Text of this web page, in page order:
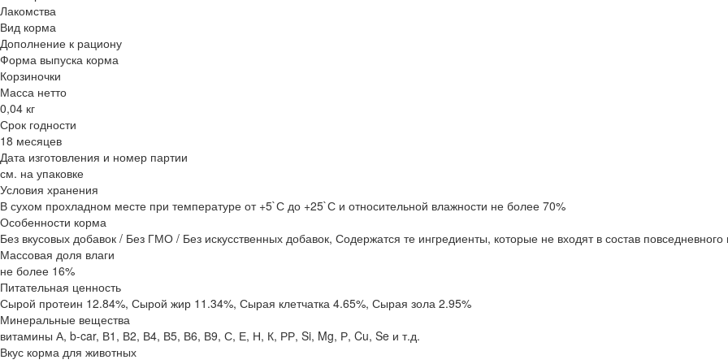
Лакомства
Вид корма
Дополнение к рациону
Форма выпуска корма
Корзиночки
Масса нетто
0,04 кг
Срок годности
18 месяцев
Дата изготовления и номер партии
см. на упаковке
Условия хранения
В сухом прохладном месте при температуре от +5`С до +25`С и относительной влажности не более 70%
Особенности корма
Без вкусовых добавок / Без ГМО / Без искусственных добавок, Содержатся те ингредиенты, которые не входят в состав повседневного
Массовая доля влаги
не более 16%
Питательная ценность
Сырой протеин 12.84%, Сырой жир 11.34%, Сырая клетчатка 4.65%, Сырая зола 2.95%
Минеральные вещества
витамины А, b-car, В1, В2, В4, В5, В6, В9, С, Е, Н, К, РР, Si, Mg, Р, Cu, Se и т.д.
Вкус корма для животных